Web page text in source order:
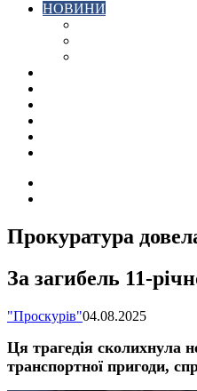
НОВИНИ
Прокуратура
За загибель 11-
"Проскурів"04.08.2025
Ця трагедія сколихнула
транспортної пригоди,